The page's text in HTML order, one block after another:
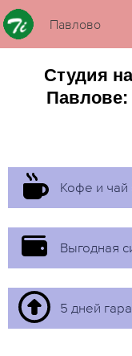
Павлово
Студия
Павлове:
Кофе и
Выгодная
5 дней